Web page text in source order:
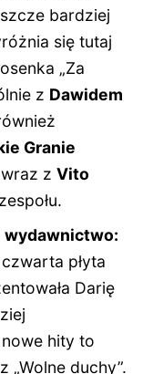
bardziej
się tutaj
„Za
z Dawidem
Granie
wraz zVito
wydawnictwo:
płyta
Darię
hity to
„Wolne duchy”.